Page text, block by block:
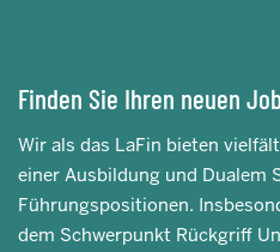
Finden Sie Ihren neuen Job
Wir als das LaFin bieten
einer Ausbildung und Dualem
Führungspositionen.
dem Schwerpunkt Rückgriff